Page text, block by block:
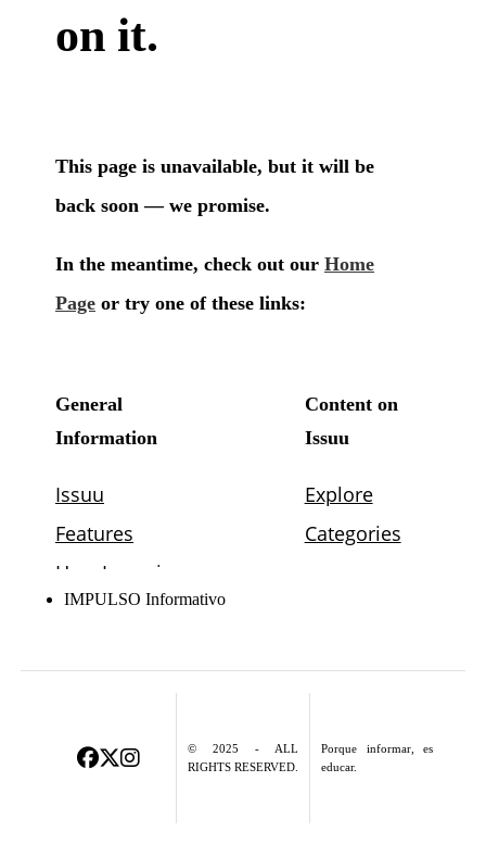
IMPULSO Informativo
© 2025 - ALL
RIGHTS RESERVED.
Porque informar, es
educar.